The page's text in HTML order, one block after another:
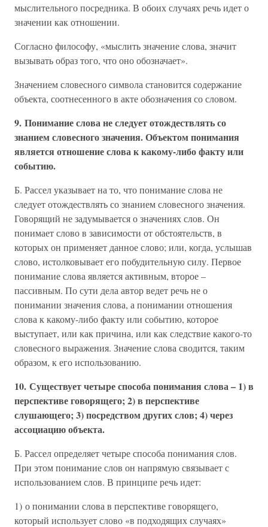
мыслительного посредника. В обоих случаях речь идет о
значении как отношении.
Согласно философу, «мыслить значение слова, значит
вызывать образ того, что оно обозначает».
Значением словесного символа становится содержание
объекта, соотнесенного в акте обозначения со словом.
9. Понимание слова не следует отождествлять со
знанием словесного значения. Объектом понимания
является отношение слова к какому-либо факту или
событию.
Б. Рассел указывает на то, что понимание слова не
следует отождествлять со знанием словесного значения.
Говорящий не задумывается о значениях слов. Он
понимает слово в зависимости от обстоятельств, в
которых он применяет данное слово; или, когда, услышав
слово, истолковывает его побудительную силу. Первое
понимание слова является активным, второе –
пассивным. По сути дела автор ведет речь не о
понимании значения слова, а понимании отношения
слова к какому-либо факту или событию, которое
выступает, или как причина, или как следствие какого-то
словесного выражения. Значение слова сводится, таким
образом, к его использованию.
10. Существует четыре способа понимания слова – 1) в
перспективе говорящего; 2) в перспективе
слушающего; 3) посредством других слов; 4) через
ассоциацию объекта.
Б. Рассел определяет четыре способа понимания слов.
При этом понимание слов он напрямую связывает с
использованием слов. В принципе речь идет:
1) о понимании слова в перспективе говорящего,
который использует слово «в подходящих случаях»